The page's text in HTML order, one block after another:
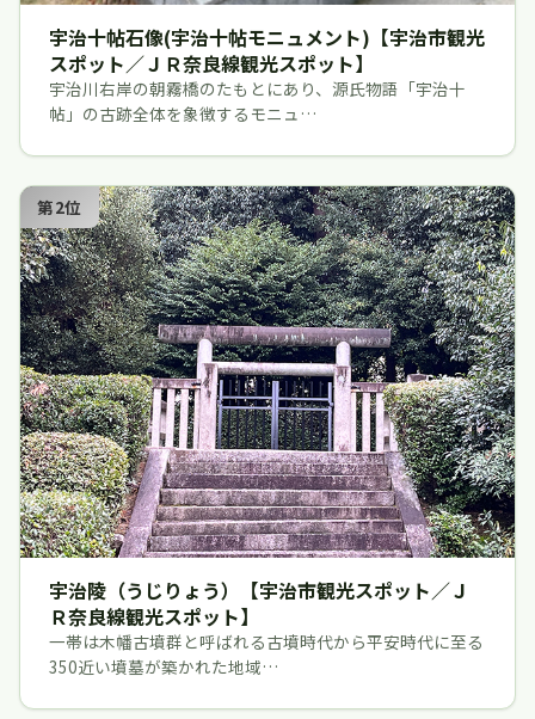
宇治十帖石像(宇治十帖モニュメント)【宇治市観光
スポット／ＪＲ奈良線観光スポット】
宇治川右岸の朝霧橋のたもとにあり、源氏物語「宇治十
帖」の古跡全体を象徴するモニュ…
第2位
宇治陵（うじりょう）【宇治市観光スポット／Ｊ
Ｒ奈良線観光スポット】
一帯は木幡古墳群と呼ばれる古墳時代から平安時代に至る
350近い墳墓が築かれた地域…